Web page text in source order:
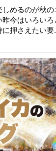
めるのが秋
今はいろい
に押さえたい